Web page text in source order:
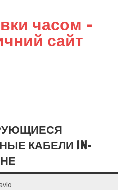
часом –
сайт
КАБЕЛИ IN-